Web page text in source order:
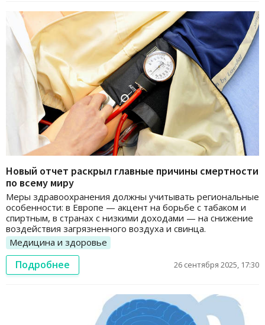
Новый отчет раскрыл главные причины смертности
по всему миру
Меры здравоохранения должны учитывать региональные
особенности: в Европе — акцент на борьбе с табаком и
спиртным, в странах с низкими доходами — на снижение
воздействия загрязненного воздуха и свинца.
Медицина и здоровье
Подробнее 26 сентября 2025, 17:30